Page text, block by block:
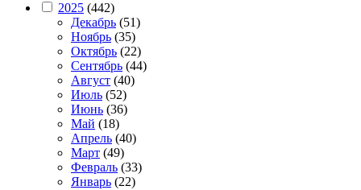
2025 (442)
Декабрь (51)
Ноябрь (35)
Октябрь (22)
Сентябрь (44)
Август (40)
Июль (52)
Июнь (36)
Май (18)
Апрель (40)
Март (49)
Февраль (33)
Январь (22)